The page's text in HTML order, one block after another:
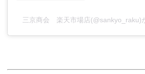
三京商会 楽天市場店(@sankyo_raku)